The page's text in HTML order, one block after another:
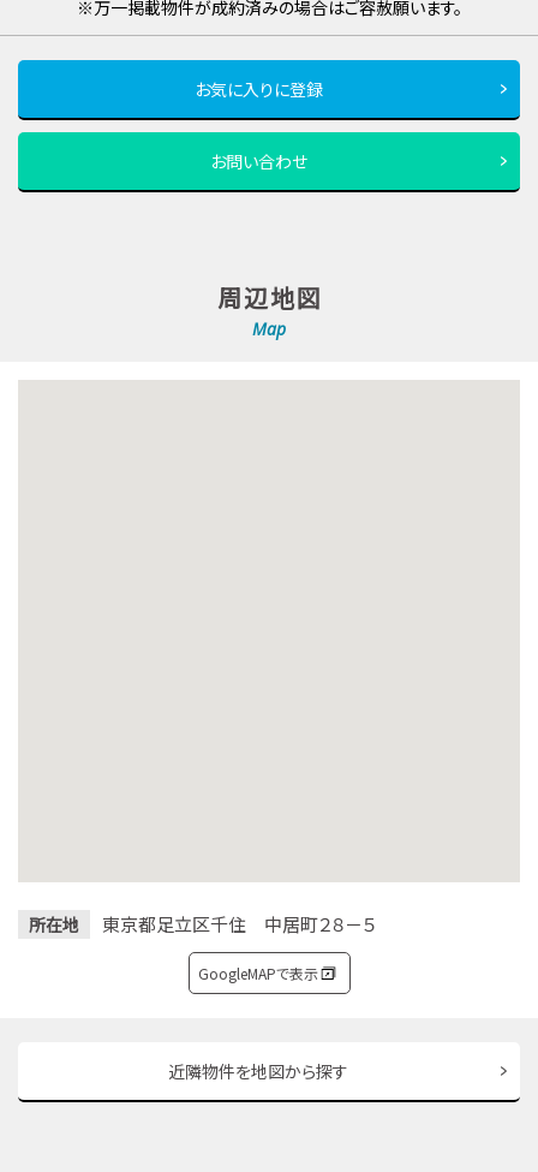
※万一掲載物件が成約済みの場合はご容赦願います。
お気に入りに登録
お問い合わせ
周辺地図
Map
所在地 東京都足立区千住 中居町２８－５
GoogleMAPで表示
近隣物件を地図から探す